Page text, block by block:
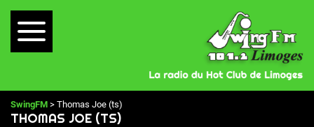
SwingFM > Thomas Joe (ts)
THOMAS JOE (TS)